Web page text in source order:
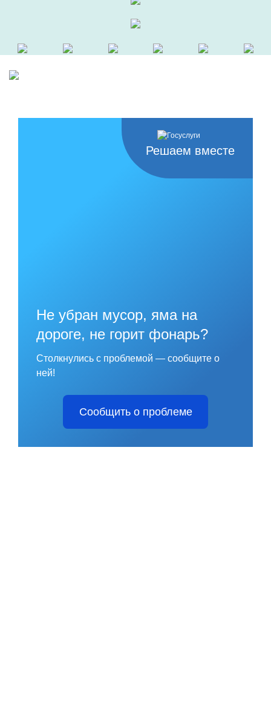
Решаем вместе
Не убран мусор, яма на
дороге, не горит фонарь?
Столкнулись с проблемой — сообщите о
ней!
Сообщить о проблеме